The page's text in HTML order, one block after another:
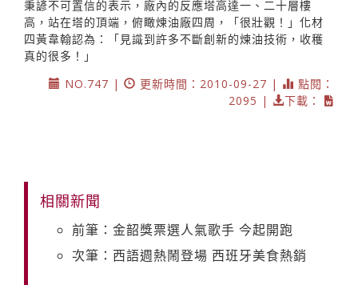
秉諺不可置信的表示，廠內的反應塔高達一、二十層樓
高，站在塔的頂端，俯瞰煉油廠四周，「很壯觀！」化材
四黃韋翰認為：「見識到許多不斷創新的煉油技術，收穫
真的很多！」
NO.747 |
更新時間：2010-09-27 |
點閱：
2095 |
下載：
相關新聞
前筆：金韶獎票選人氣歌手 今起開跑
次筆：西語週熱鬧登場 西班牙美食熱銷